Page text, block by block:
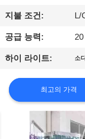
품
질
관
리
지불 조건: L/
공급 능력:
하이 라이트: 소
최고의 가격